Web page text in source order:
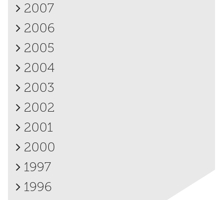
2007
2006
2005
2004
2003
2002
2001
2000
1997
1996